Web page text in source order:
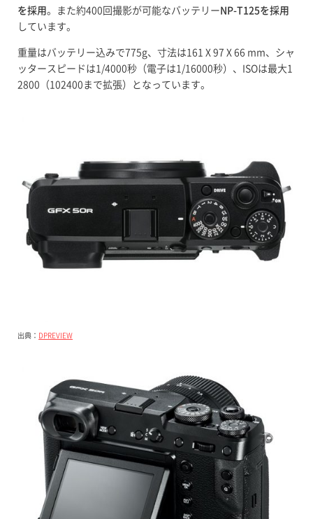
を採用。また約400回撮影が可能なバッテリー NP-T125を採用
しています。
重量はバッテリー込みで775g、寸法は161 X 97 X 66 mm、シャ
ッタースピードは1/4000秒（電子は1/16000秒）、ISOは最大1
2800（102400まで拡張）となっています。
出典： DPREVIEW